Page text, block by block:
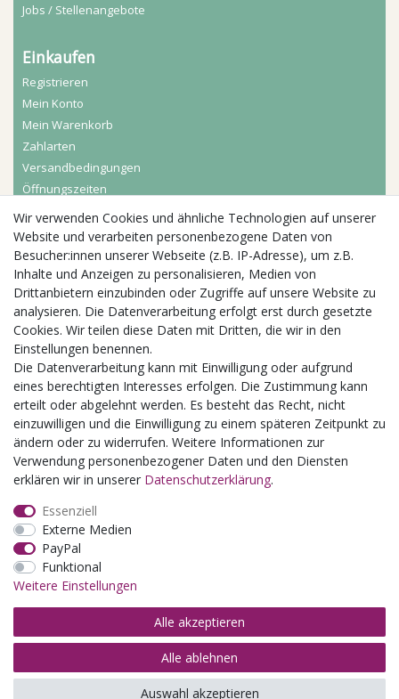
Jobs / Stellenangebote
Einkaufen
Registrieren
Mein Konto
Mein Warenkorb
Zahlarten
Versandbedingungen
Öffnungszeiten
Aktuelles
Busgruppen
Kindergeburtstage
Kindergartenausflug
Schulklassenausflug
Zwillingsrabatt
© Copyright 2026 | Alle Rechte vorbehalten.
Wir verwenden Cookies und ähnliche Technologien auf unserer
Website und verarbeiten personenbezogene Daten von
Besucher:innen unserer Webseite (z.B. IP-Adresse), um z.B.
Inhalte und Anzeigen zu personalisieren, Medien von
Drittanbietern einzubinden oder Zugriffe auf unsere Website zu
analysieren. Die Datenverarbeitung erfolgt erst durch gesetzte
Cookies. Wir teilen diese Daten mit Dritten, die wir in den
Einstellungen benennen.
Die Datenverarbeitung kann mit Einwilligung oder aufgrund
eines berechtigten Interesses erfolgen. Die Zustimmung kann
erteilt oder abgelehnt werden. Es besteht das Recht, nicht
einzuwilligen und die Einwilligung zu einem späteren Zeitpunkt zu
ändern oder zu widerrufen. Weitere Informationen zur
Verwendung personenbezogener Daten und den Diensten
erklären wir in unserer Daten­schutz­erklärung.
Essenziell
Externe Medien
PayPal
Funktional
Weitere Einstellungen
Alle akzeptieren
Alle ablehnen
Auswahl akzeptieren